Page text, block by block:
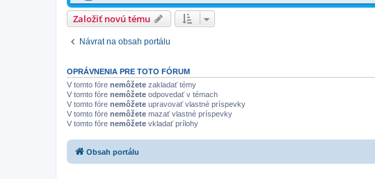
Založiť novú tému
Návrat na obsah portálu
OPRÁVNENIA PRE TOTO FÓRUM
V tomto fóre nemôžete zakladať témy
V tomto fóre nemôžete odpovedať v témach
V tomto fóre nemôžete upravovať vlastné príspevky
V tomto fóre nemôžete mazať vlastné príspevky
V tomto fóre nemôžete vkladať prílohy
Obsah portálu